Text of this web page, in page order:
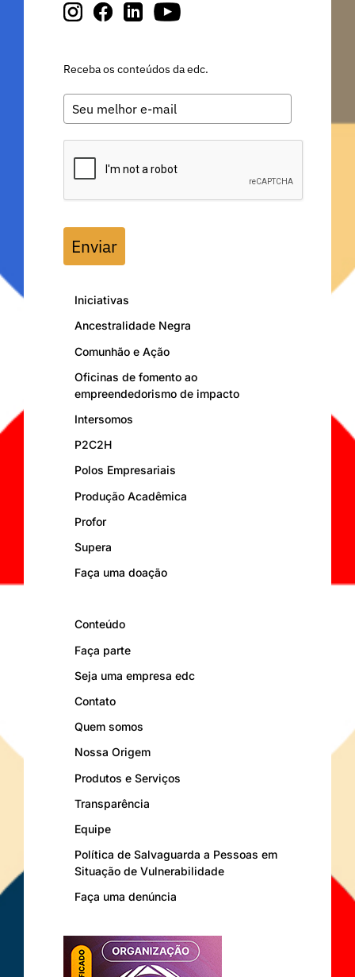
Receba os conteúdos da edc.
Enviar
Iniciativas
Ancestralidade Negra
Comunhão e Ação
Oficinas de fomento ao
empreendedorismo de impacto
Intersomos
P2C2H
Polos Empresariais
Produção Acadêmica
Profor
Supera
Faça uma doação
Conteúdo
Faça parte
Seja uma empresa edc
Contato
Quem somos
Nossa Origem
Produtos e Serviços
Transparência
Equipe
Política de Salvaguarda a Pessoas em
Situação de Vulnerabilidade
Faça uma denúncia